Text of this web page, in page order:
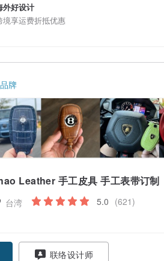
外好设计
境享运费折抵优惠
牌
Leather 手工皮具 手工表带订制
台湾 5.0 (621)
联络设计师